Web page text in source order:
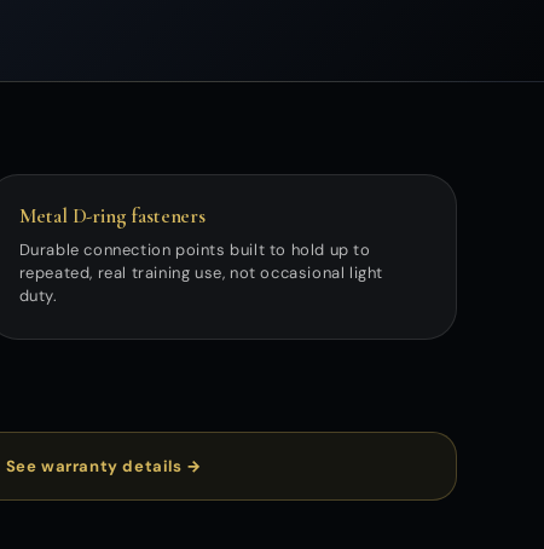
Metal D-ring fasteners
Durable connection points built to hold up to
repeated, real training use, not occasional light
duty.
See warranty details →